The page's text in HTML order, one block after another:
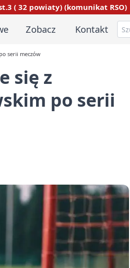
( 32 powiaty) (komunikat RSO)
Zobacz Kontakt
serii meczów
się z
po serii